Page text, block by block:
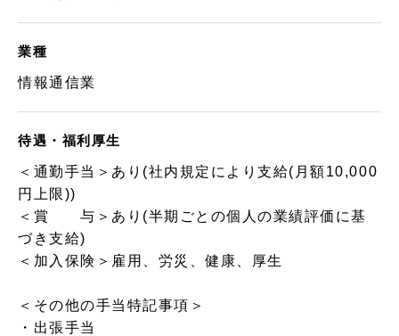
業種
情報通信業
待遇・福利厚生
＜通勤手当＞あり(社内規定により支給(月額10,000
円上限))
＜賞 与＞あり(半期ごとの個人の業績評価に基
づき支給)
＜加入保険＞雇用、労災、健康、厚生
＜その他の手当特記事項＞
・出張手当